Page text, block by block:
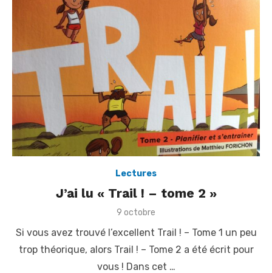
Lectures
J’ai lu « Trail ! – tome 2 »
P
s
t
e
d
9 octobre
Si vous avez trouvé l’excellent Trail ! – Tome 1 un peu
trop théorique, alors Trail ! – Tome 2 a été écrit pour
vous ! Dans cet …